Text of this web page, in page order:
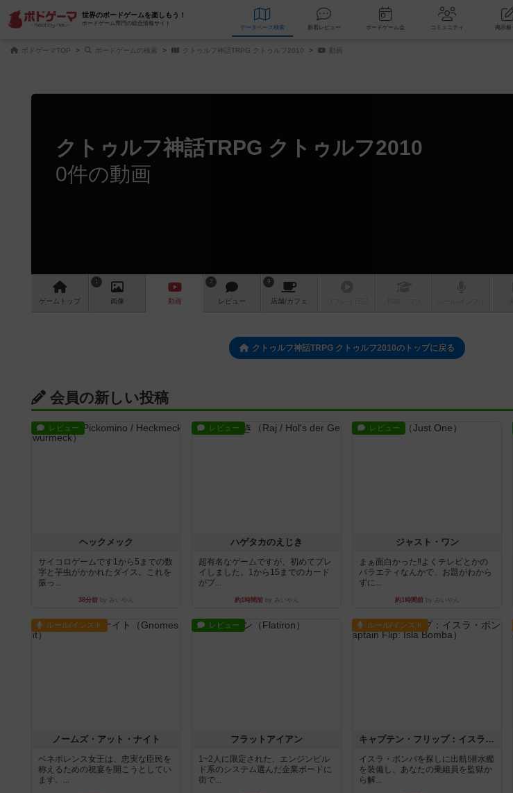
世界のボードゲームを楽しもう！
ボードゲーム専門の総合情報サイト
データベース 検索 新着レビュー ボードゲーム会 コミュニティ
ボドゲーマTOP ボードゲームの検索 クトゥルフ神話TRPG クトゥルフ2010 動画
クトゥルフ神話TRPG クトゥルフ2010
0件の動画
ゲーム トップ
1
画像 動画
2
レビュー
9
店舗/カフェ
クトゥルフ神話TRPG クトゥルフ2010のトップに戻る
会員の新しい投稿
レビュー
ヘックメック
サイコロゲームです1から5までの数
字と芋虫がかかれたダイス。これを
振っ...
38分前 by みいやん
レビュー
ハゲタカのえじき
超有名なゲームですが、初めてプレ
イしました。1から15までのカード
がプ...
約1時間前by みいやん
レビュー
ジャスト・ワン
まぁ面白かった‼️よくテレビとかの
バラエティなんかで、お題がわから
ずに...
約1時間前by みいやん
ルール/インスト
ノームズ・アット・ナイト
ベネボレンス女王は、忠実な臣民を
称えるための祝宴を開こうとしてい
ます。...
レビュー
フラットアイアン
1~2人に限定された、エンジンビル
ド系のシステム選んだ企業ボードに
街で...
ルール/インスト
キャプテン・フリップ：イスラ・ボンバ
イスラ・ボンバを探しに出航!潜水艦
を装備し、あなたの乗組員を監獄か
ら解...